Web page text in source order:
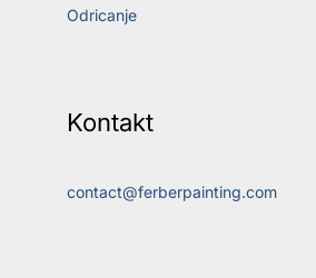
Odricanje
Kontakt
contact@ferberpainting.com